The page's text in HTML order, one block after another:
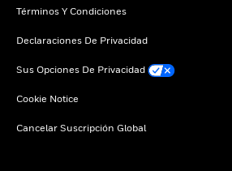
Términos Y Condiciones
Declaraciones De Privacidad
Sus Opciones De Privacidad
Cookie Notice
Cancelar Suscripción Global